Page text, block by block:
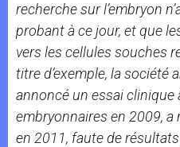
recherche sur l’embryon
probant à ce jour, et que
vers les cellules souches
titre d’exemple, la société
annoncé un essai clinique
embryonnaires en 2009, a
en 2011, faute de